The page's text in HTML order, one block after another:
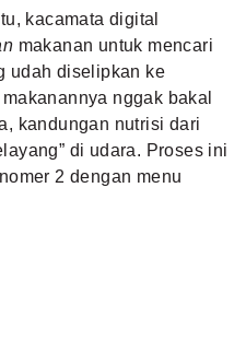
kacamata digital
makanan untuk mencari
udah diselipkan ke
nggak bakal
kandungan nutrisi dari
di udara. Proses ini
2 dengan menu